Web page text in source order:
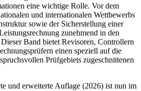
eine wichtige Rolle. Vor dem
und internationalen Wettbewerbs
sowie der Sicherstellung einer
zunehmend in den
Band bietet Revisoren, Controllern
einen speziell auf die
Prüfgebiets zugeschnittenen
und erweiterte Auflage (2026) ist nun im